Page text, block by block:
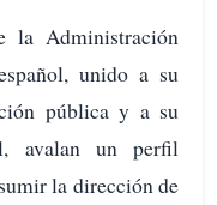
la Administración
unido a su
pública y a su
avalan un perfil
la dirección de